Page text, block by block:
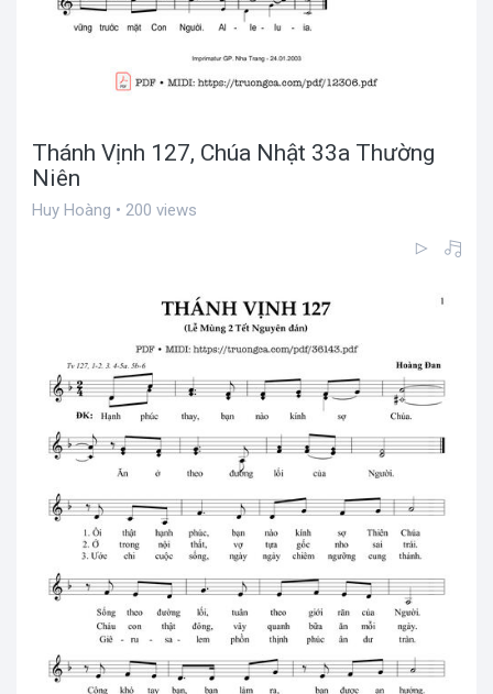
Thánh Vịnh 127, Chúa Nhật 33a Thường
Niên
Huy Hoàng • 200 views